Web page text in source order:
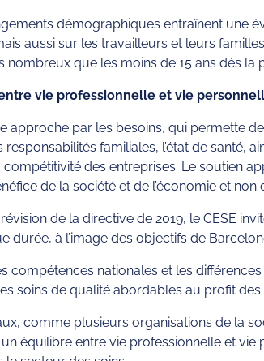
démographiques entraînent une
aussi sur les travailleurs et leurs
nombreux que les moins de 15 ans dès la
vie professionnelle et vie
approche par les besoins, qui permette
responsabilités familiales, l’état de santé,
des entreprises. Le soutien
de la société et de l’économie et
de la directive de 2019, le CESE
durée, à l’image des objectifs de
compétences nationales et les différences
soins de qualité abordables au profit
comme plusieurs organisations de la
équilibre entre vie professionnelle et